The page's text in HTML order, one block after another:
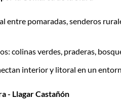
entre pomaradas, senderos
colinas verdes, praderas,
interior y litoral en un
- Llagar Castañón